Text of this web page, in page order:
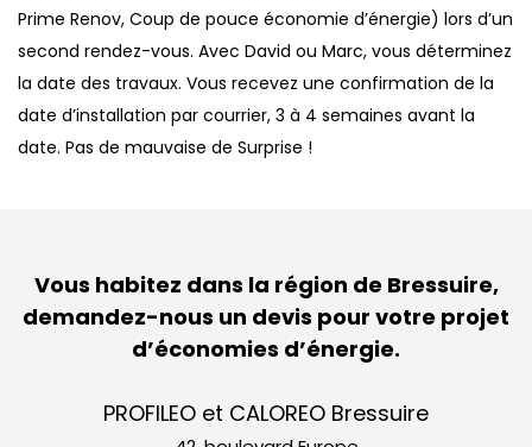
Prime Renov, Coup de pouce économie d’énergie) lors d’un
second rendez-vous. Avec David ou Marc, vous déterminez
la date des travaux. Vous recevez une confirmation de la
date d’installation par courrier, 3 à 4 semaines avant la
date. Pas de mauvaise de Surprise !
Vous habitez dans la région de Bressuire,
demandez-nous un devis pour votre projet
d’économies d’énergie.
PROFILEO et CALOREO Bressuire